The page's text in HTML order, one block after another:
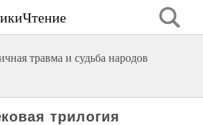
травма и судьба народов
трилогия